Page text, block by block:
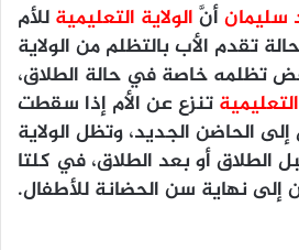
سليمانأنَّ الولاية التعليمية للأم
تقدم الأب بالتظلم من الولاية
تظلمه خاصة في حالة الطلاق،
تنزع عن الأم إذا سقطت
الحاضن الجديد، وتظل الولاية
الطلاق أو بعد الطلاق، في كلتا
إلى نهاية سن الحضانة للأطفال.